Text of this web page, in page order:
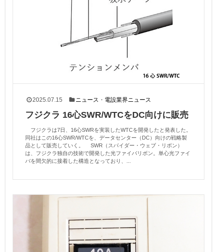
2025.07.15 ニュース ・ 電設業界ニュース
フジクラ 16心SWR/WTCをDC向けに販売
フジクラは7日、16心SWRを実装したWTCを開発したと発表した。
同社はこの16心SWR/WTCを、データセンター（DC）向けの戦略製
品として販売していく。 SWR（スパイダー・ウェブ・リボン）
は、フジクラ独自の技術で開発した光ファイバリボン。単心光ファイ
バを間欠的に接着した構造となっており、...